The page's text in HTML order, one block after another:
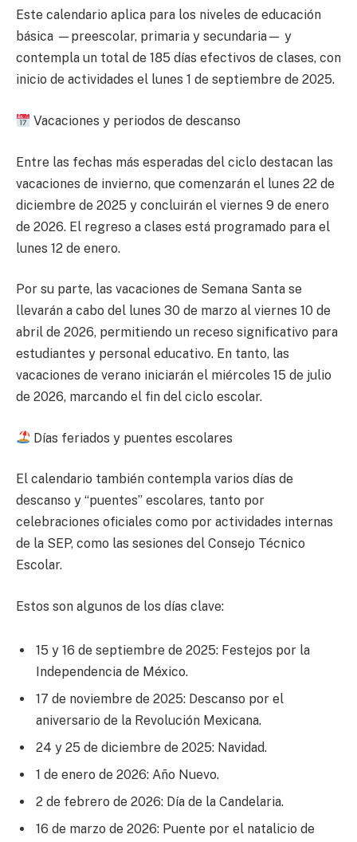
Este calendario aplica para los niveles de educación
básica —preescolar, primaria y secundaria— y
contempla un total de 185 días efectivos de clases, con
inicio de actividades el lunes 1 de septiembre de 2025.
Vacaciones y periodos de descanso
Entre las fechas más esperadas del ciclo destacan las
vacaciones de invierno, que comenzarán el lunes 22 de
diciembre de 2025 y concluirán el viernes 9 de enero
de 2026. El regreso a clases está programado para el
lunes 12 de enero.
Por su parte, las vacaciones de Semana Santa se
llevarán a cabo del lunes 30 de marzo al viernes 10 de
abril de 2026, permitiendo un receso significativo para
estudiantes y personal educativo. En tanto, las
vacaciones de verano iniciarán el miércoles 15 de julio
de 2026, marcando el fin del ciclo escolar.
Días feriados y puentes escolares
El calendario también contempla varios días de
descanso y “puentes” escolares, tanto por
celebraciones oficiales como por actividades internas
de la SEP, como las sesiones del Consejo Técnico
Escolar.
Estos son algunos de los días clave:
15 y 16 de septiembre de 2025: Festejos por la
Independencia de México.
17 de noviembre de 2025: Descanso por el
aniversario de la Revolución Mexicana.
24 y 25 de diciembre de 2025: Navidad.
1 de enero de 2026: Año Nuevo.
2 de febrero de 2026: Día de la Candelaria.
16 de marzo de 2026: Puente por el natalicio de